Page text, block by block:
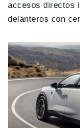
accesos directos
delanteros con